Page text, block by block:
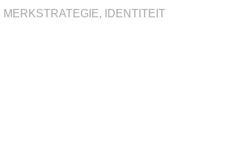
MERKSTRATEGIE, IDENTITEIT